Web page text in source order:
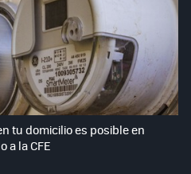
tu domicilio es posible en
a la CFE